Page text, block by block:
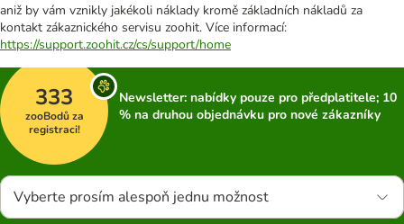
aniž by vám vznikly jakékoli náklady kromě základních nákladů za
kontakt zákaznického servisu zoohit. Více informací:
https://support.zoohit.cz/cs/support/home
333
zooBodů za
registraci!
Newsletter: nabídky pouze pro předplatitele; 10
% na druhou objednávku pro nové zákazníky
Vyberte prosím alespoň jednu možnost